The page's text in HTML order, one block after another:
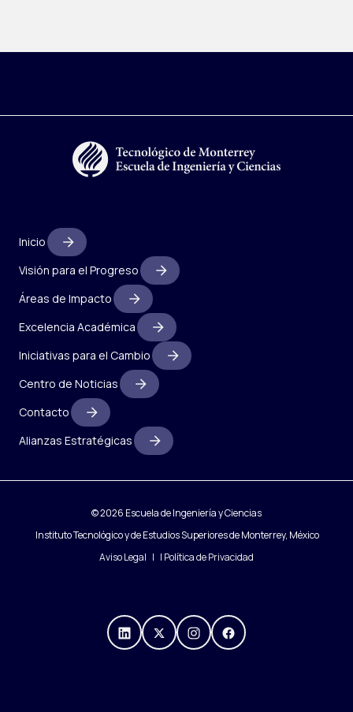
Inicio
Visión para el Progreso
Áreas de Impacto
Excelencia Académica
Iniciativas para el Cambio
Centro de Noticias
Contacto
Alianzas Estratégicas
© 2026 Escuela de Ingeniería y Ciencias
Instituto Tecnológico y de Estudios Superiores de Monterrey, México
Aviso Legal
| Política de Privacidad
https://mx.linkedin.com/
https://x.com/
https://https://